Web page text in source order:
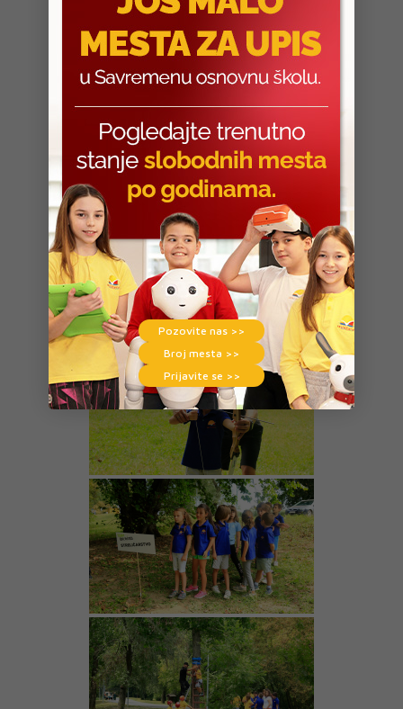
Pozovite nas >>
Broj mesta >>
Prijavite se >>